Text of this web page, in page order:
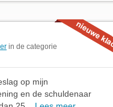
in de categorie
op mijn
en de schuldenaar